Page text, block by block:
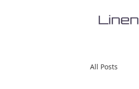
All Posts